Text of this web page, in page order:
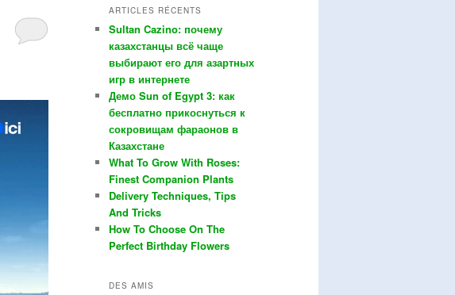
ARTICLES RÉCENTS
Sultan Cazino: почему
казахстанцы всё чаще
выбирают его для азартных
игр в интернете
Демо Sun of Egypt 3: как
бесплатно прикоснуться к
сокровищам фараонов в
Казахстане
What To Grow With Roses:
Finest Companion Plants
Delivery Techniques, Tips
And Tricks
How To Choose On The
Perfect Birthday Flowers
DES AMIS